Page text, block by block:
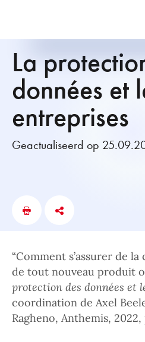
La
données et
entreprises
Geactualiseerd op
“Comment s’assurer de
de tout nouveau produit
protection des données et
coordination de Axel
Ragheno, Anthemis, 2022,